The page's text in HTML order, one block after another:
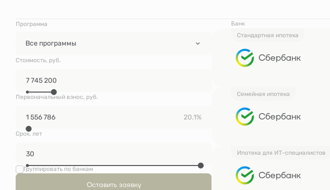
Программа
Все программы
Стоимость, руб.
Первоначальный взнос, руб.
20.1%
Срок, лет
Группировать по банкам
Оставить заявку
Банк
Стандартная ипотека
Сбербанк
Семейная ипотека
Сбербанк
Ипотека для ИТ-специалистов
Сбербанк